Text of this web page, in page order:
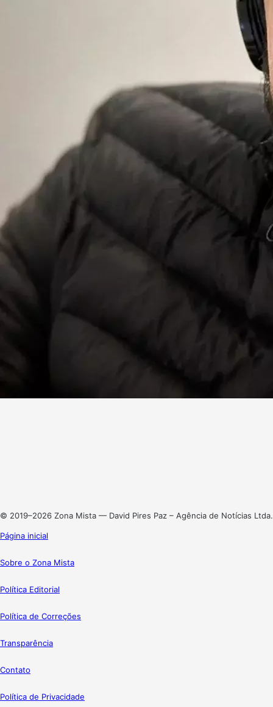
© 2019–2026 Zona Mista — David Pires Paz – Agência de Notícias Ltda.
Página inicial
Sobre o Zona Mista
Política Editorial
Política de Correções
Transparência
Contato
Política de Privacidade